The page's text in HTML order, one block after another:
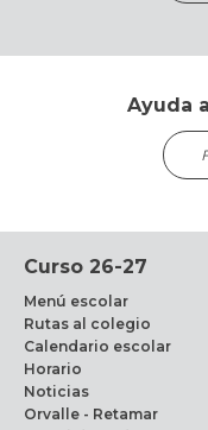
Ayuda
Curso 26-27
Menú escolar
Rutas al colegio
Calendario escolar
Horario
Noticias
Orvalle - Retamar